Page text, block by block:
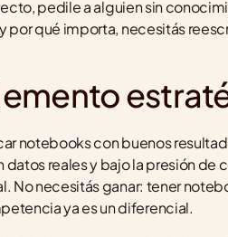
pedile a alguien sin
por qué importa, necesitás
notebooks con buenos
reales y bajo la presión de
No necesitás ganar: tener
ya es un diferencial.